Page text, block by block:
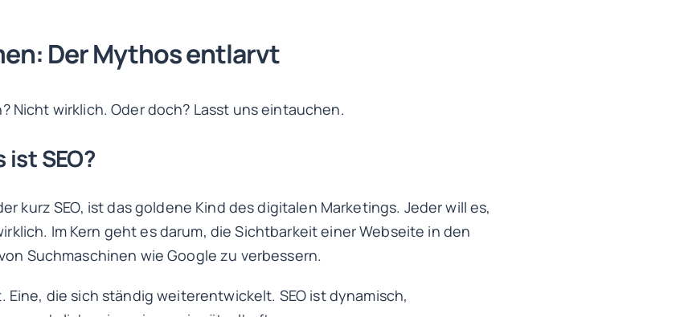
Der Mythos entlarvt
Nicht wirklich. Oder doch? Lasst uns eintauchen.
SEO?
kurz SEO, ist das goldene Kind des digitalen Marketings. Jeder will es,
Im Kern geht es darum, die Sichtbarkeit einer Webseite in den
Suchmaschinen wie Google zu verbessern.
Eine, die sich ständig weiterentwickelt. SEO ist dynamisch,